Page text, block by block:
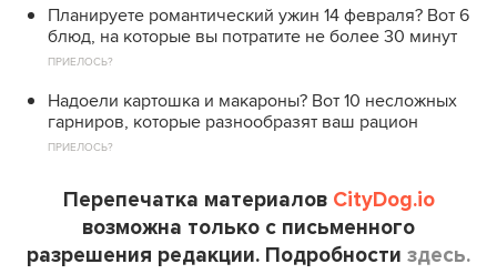
Планируете романтический ужин 14 февраля? Вот 6
блюд, на которые вы потратите не более 30 минут
ПРИЕЛОСЬ?
Надоели картошка и макароны? Вот 10 несложных
гарниров, которые разнообразят ваш рацион
ПРИЕЛОСЬ?
Перепечатка материалов CityDog.io
возможна только с письменного
разрешения редакции. Подробности здесь.